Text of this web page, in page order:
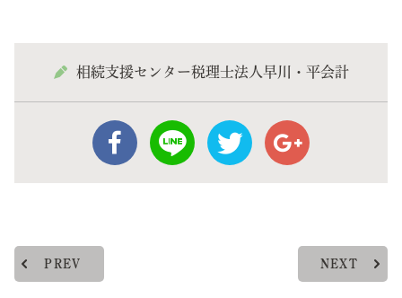
相続支援センター税理士法人早川・平会計
PREV NEXT